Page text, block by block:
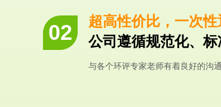
超高性价比，一次性
公司遵循规范化、
与各个环评专家老师有着良好的沟